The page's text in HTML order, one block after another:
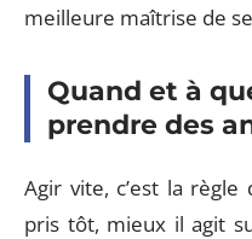
meilleure maîtrise de
Quand et à
prendre des
Agir vite, c’est la règle
pris tôt, mieux il agit